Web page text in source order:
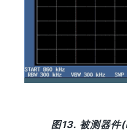
图13. 被测器